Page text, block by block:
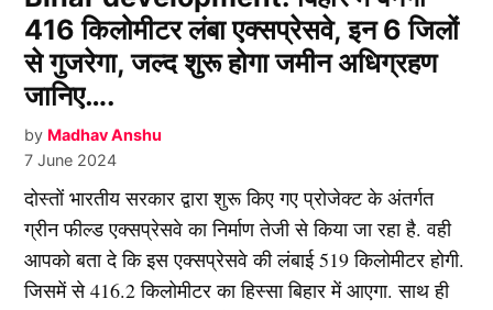
416 किलोमीटर लंबा एक्सप्रेसवे, इन 6 जिलों
से गुजरेगा, जल्द शुरू होगा जमीन अधिग्रहण
जानिए….
by Madhav Anshu
7 June 2024
दोस्तों भारतीय सरकार द्वारा शुरू किए गए प्रोजेक्ट के अंतर्गत
ग्रीन फील्ड एक्सप्रेसवे का निर्माण तेजी से किया जा रहा है. वही
आपको बता दे कि इस एक्सप्रेसवे की लंबाई 519 किलोमीटर होगी.
जिसमें से 416.2 किलोमीटर का हिस्सा बिहार में आएगा. साथ ही